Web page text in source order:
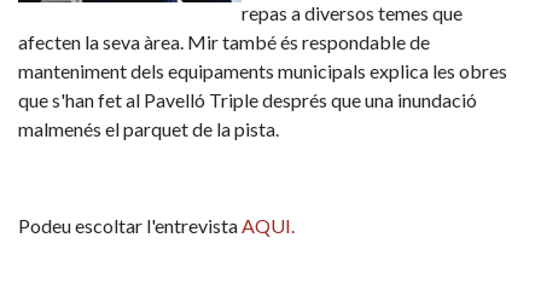
repas a diversos temes que
afecten la seva àrea. Mir també és respondable de
manteniment dels equipaments municipals explica les obres
que s'han fet al Pavelló Triple després que una inundació
malmenés el parquet de la pista.
Podeu escoltar l'entrevistaAQUI.